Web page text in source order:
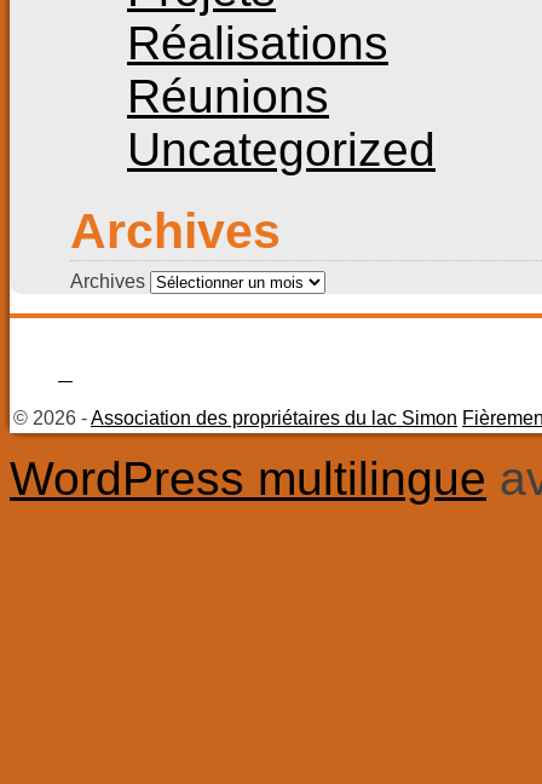
Réalisations
Réunions
Uncategorized
Archives
Archives
© 2026 -Association des propriétaires du lac Simon
WordPress multilingue